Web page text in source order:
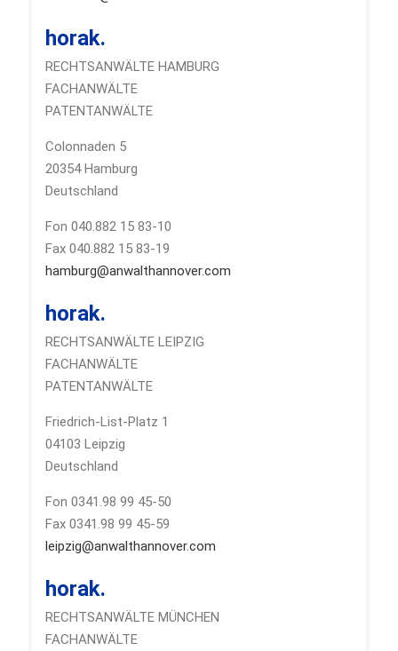
horak.
RECHTSANWÄLTE HAMBURG
FACHANWÄLTE
PATENTANWÄLTE
Colonnaden 5
20354 Hamburg
Deutschland
Fon 040.882 15 83-10
Fax 040.882 15 83-19
hamburg@anwalthannover.com
horak.
RECHTSANWÄLTE LEIPZIG
FACHANWÄLTE
PATENTANWÄLTE
Friedrich-List-Platz 1
04103 Leipzig
Deutschland
Fon 0341.98 99 45-50
Fax 0341.98 99 45-59
leipzig@anwalthannover.com
horak.
RECHTSANWÄLTE MÜNCHEN
FACHANWÄLTE